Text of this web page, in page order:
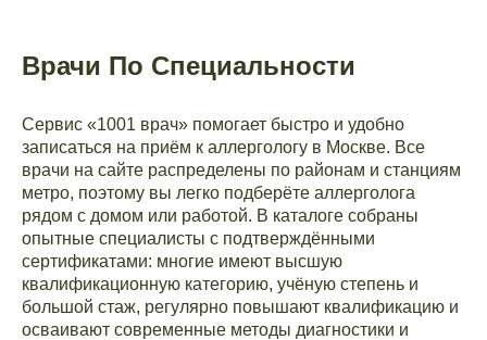
Врачи По Специальности
Сервис «1001 врач» помогает быстро и удобно
записаться на приём к аллергологу в Москве. Все
врачи на сайте распределены по районам и станциям
метро, поэтому вы легко подберёте аллерголога
рядом с домом или работой. В каталоге собраны
опытные специалисты с подтверждёнными
сертификатами: многие имеют высшую
квалификационную категорию, учёную степень и
большой стаж, регулярно повышают квалификацию и
осваивают современные методы диагностики и